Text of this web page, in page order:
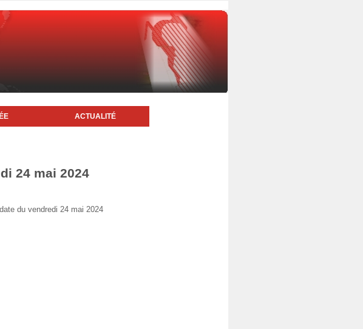
ACTUALITÉ
24 mai 2024
du vendredi 24 mai 2024